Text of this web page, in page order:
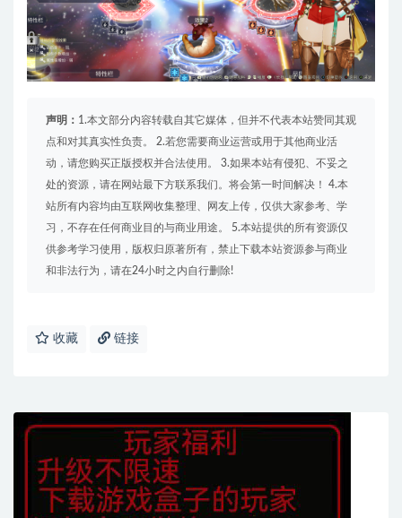
声明： 1.本文部分内容转载自其它媒体，但并不代表本站赞同其观
点和对其真实性负责。 2.若您需要商业运营或用于其他商业活
动，请您购买正版授权并合法使用。 3.如果本站有侵犯、不妥之
处的资源，请在网站最下方联系我们。将会第一时间解决！ 4.本
站所有内容均由互联网收集整理、网友上传，仅供大家参考、学
习，不存在任何商业目的与商业用途。 5.本站提供的所有资源仅
供参考学习使用，版权归原著所有，禁止下载本站资源参与商业
和非法行为，请在24小时之内自行删除!
收藏 链接